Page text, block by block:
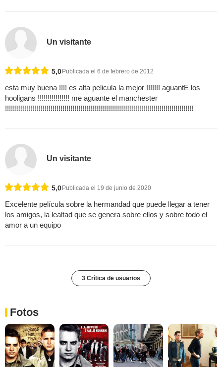
Un visitante
5,0Publicada el 6 de febrero de 2012
esta muy buena !!!! es alta pelicula la mejor !!!!!!! aguantE los
hooligans !!!!!!!!!!!!!!!! me aguante el manchester
!!!!!!!!!!!!!!!!!!!!!!!!!!!!!!!!!!!!!!!!!!!!!!!!!!!!!!!!!!!!!!!!!!!!!!!!!!!!!!!!!!!!!!!!!!!!!!!
Un visitante
5,0Publicada el 19 de junio de 2020
Excelente película sobre la hermandad que puede llegar a tener
los amigos, la lealtad que se genera sobre ellos y sobre todo el
amor a un equipo
3 Crítica de usuarios
Fotos